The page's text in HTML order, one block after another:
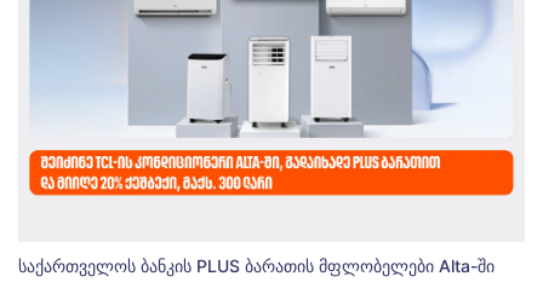
საქართველოს ბანკის PLUS ბარათის მფლობელები Alta-ში